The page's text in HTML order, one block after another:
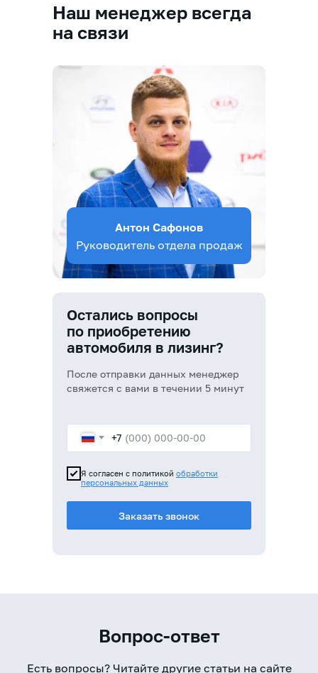
Наш менеджер всегда
на связи
+7
Я согласен с политикой обработки
персональных данных
Заказать звонок
Остались вопросы
по приобретению
автомобиля в лизинг?
После отправки данных менеджер
свяжется с вами в течении 5 минут
Антон Сафонов
Руководитель отдела продаж
Вопрос-ответ
Есть вопросы? Читайте другие статьи на сайте